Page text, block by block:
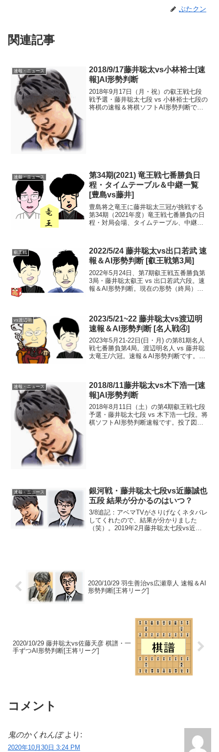
ぶたクン
関連記事
速報・ニュース
2018/9/17藤井聡太vs小林裕士[速
報]AI形勢判断
2018年9月17日（月・祝）の叡王戦七段
戦予選・藤井聡太七段 vs 小林裕士七段の
将棋の速報＆将棋ソフトAI形勢判断で
速報・ニュース
第34期(2021) 竜王戦七番勝負日
程・タイムテーブル＆中継一覧
[豊島vs藤井]
豊島将之竜王に藤井聡太三冠が挑戦する
第34期（2021年度）竜王戦七番勝負の日
程・対局会場、タイムテーブル、中継情
場参照：日本将棋連盟公式「竜王戦」
第...
叡王戦
2022/5/24 藤井聡太vs出口若武 速
報＆AI形勢判断 [叡王戦第3局]
2022年5月24日、第7期叡王戦五番勝負第
3局・藤井聡太叡王 vs 出口若武六段。速
報＆AI形勢判断。現在の形勢（終局）中
で、...
vs渡辺明
2023/5/21~22 藤井聡太vs渡辺明
速報＆AI形勢判断 [名人戦④]
2023年5月21-22日(日・月) の第81期名人
戦七番勝負第4局。渡辺明名人 vs 藤井聡
太竜王/六冠。速報＆AI形勢判断です。現
ち（渡辺 1-3 藤井）。第...
速報・ニュース
2018/8/11藤井聡太vs木下浩一[速
報]AI形勢判断
2018年8月11日（土）の第4期叡王戦七段
予選・藤井聡太七段 vs 木下浩一七段。将
棋ソフトAI形勢判断速報です。投了図先
速報・ニュース
銀河戦・藤井聡太七段vs近藤誠也
五段 結果が分かるのはいつ？
3/8追記：アベマTVがさりげなくネタバレ
してくれたので、結果が分かりました
（笑）。2019年2月藤井聡太七段vs近藤
2020/10/29 羽生善治vs広瀬章人 速報＆AI
形勢判断[王将リーグ]
2020/10/29 藤井聡太vs佐藤天彦 棋譜・一
手ずつAI形勢判断[王将リーグ]
コメント
鬼のかくれんぼ より:
2020年10月30日 3:24 PM